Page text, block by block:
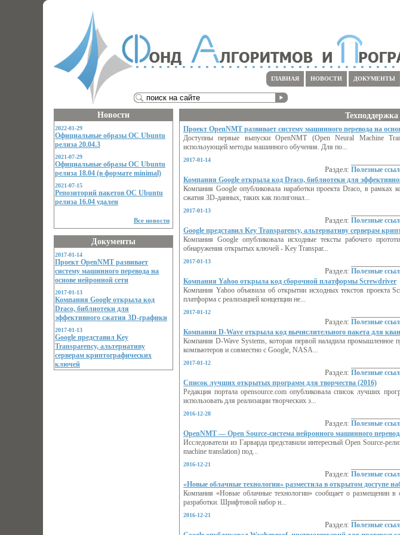
ДОКУМЕНТЫ
НОВОСТИ
ГЛАВНАЯ
Новости
2022-01-29
Официальные образы ОС Ubuntu
релиза 20.04.3
2021-07-29
Официальные образы ОС Ubuntu
релиза 18.04 (в формате minimal)
2021-07-15
Репозиторий пакетов ОС Ubuntu
релиза 16.04 удален
Все новости
Документы
2017-01-14
Проект OpenNMT развивает
систему машинного перевода на
основе нейронной сети
2017-01-13
Компания Google открыла код
Draco, библиотеки для
эффективного сжатия 3D-графики
2017-01-13
Google представил Key
Transparency, альтернативу
серверам криптографических
ключей
Техподдержка
Проект OpenNMT развивает систему машинного перевода на
Доступны первые выпуски OpenNMT (Open Neural Machine
использующей методы машинного обучения. Для по...
2017-01-14
Раздел: Полезные
Компания Google открыла код Draco, библиотеки для
Компания Google опубликовала наработки проекта Draco, в рамках
сжатия 3D-данных, таких как полигонал...
2017-01-13
Раздел: Полезные
Google представил Key Transparency, альтернативу серверам
Компания Google опубликовала исходные тексты рабочего
обнаружения открытых ключей - Key Transpar...
2017-01-13
Раздел: Полезные
Компания Yahoo открыла код сборочной платформы Screwdriver
Компания Yahoo объявила об открытии исходных текстов проекта
платформа с реализацией концепции не...
2017-01-12
Раздел: Полезные
Компания D-Wave открыла код вычислительного пакета для
Компания D-Wave Systems, которая первой наладила промышленное
компьютеров и совместно с Google, NASA...
2017-01-12
Раздел: Полезные
Список лучших открытых программ для творчества (2016)
Редакция портала opensource.com опубликовала список лучших
использовать для реализации творческих з...
2016-12-28
Раздел: Полезные
OpenNMT — Open Source-система нейронного машинного
Исследователи из Гарварда представили интересный Open Source-
machine translation) под...
2016-12-21
Раздел: Полезные
«Новые облачные технологии» разместила в открытом доступе
Компания «Новые облачные технологии» сообщает о размещении в
разработки. Шрифтовой набор н...
2016-12-21
Раздел: Полезные